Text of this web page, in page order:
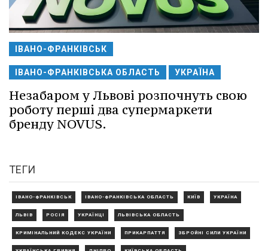
ІВАНО-ФРАНКІВСЬК
ІВАНО-ФРАНКІВСЬКА ОБЛАСТЬ УКРАЇНА
Незабаром у Львові розпочнуть свою
роботу перші два супермаркети
бренду NOVUS.
ТЕГИ
ІВАНО-ФРАНКІВСЬК ІВАНО-ФРАНКІВСЬКА ОБЛАСТЬ КИЇВ УКРАЇНА
ЛЬВІВ РОСІЯ УКРАЇНЦІ ЛЬВІВСЬКА ОБЛАСТЬ
КРИМІНАЛЬНИЙ КОДЕКС УКРАЇНИ ПРИКАРПАТТЯ ЗБРОЙНІ СИЛИ УКРАЇНИ